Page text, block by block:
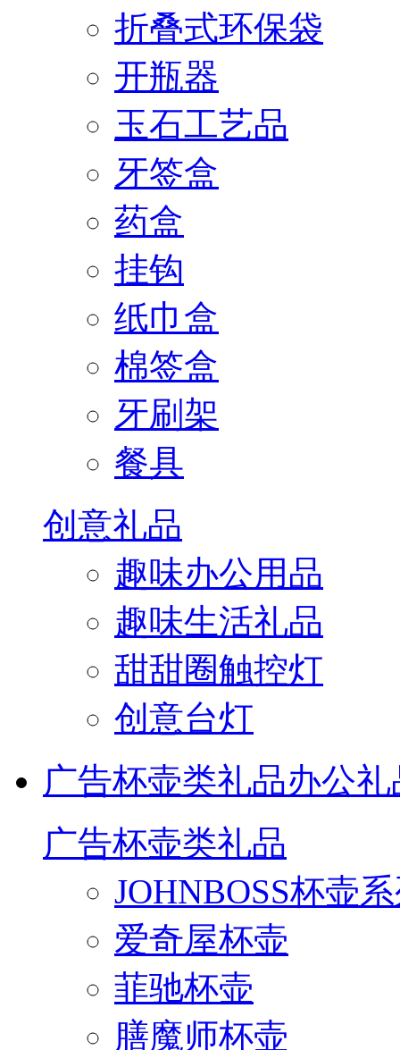
折叠式环保袋
开瓶器
玉石工艺品
牙签盒
药盒
挂钩
纸巾盒
棉签盒
牙刷架
餐具
创意礼品
趣味办公用品
趣味生活礼品
甜甜圈触控灯
创意台灯
广告杯壶类礼品办公礼
广告杯壶类礼品
JOHNBOSS杯壶
爱奇屋杯壶
菲驰杯壶
膳魔师杯壶